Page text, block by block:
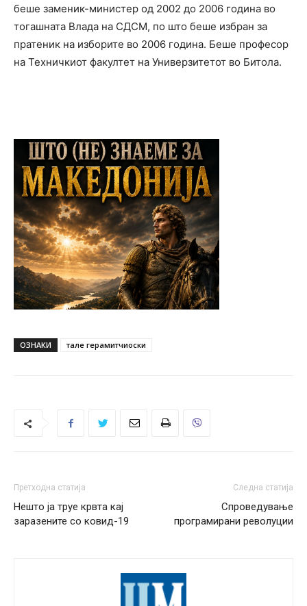
беше заменик-министер од 2002 до 2006 година во
тогашната Влада на СДСМ, по што беше избран за
пратеник на изборите во 2006 година. Беше професор
на Техничкиот факултет на Универзитетот во Битола.
ОЗНАКИ тале герамитчиоски
Претходна статија
Нешто ја труе крвта кај
заразените со ковид-19
Следна статија
Спроведување
програмирани револуции